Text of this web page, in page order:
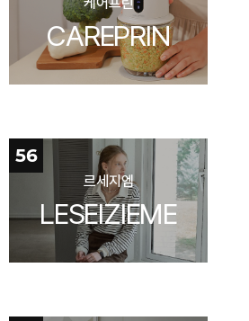
CAREPRIN
56
르세지엠
LESEIZIEME